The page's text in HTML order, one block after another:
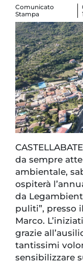
Comunicato
Stampa
da sempre
ambientale,
ospiterà
da
puliti”, presso
Marco.
grazie
tantissimi
sensibilizzare